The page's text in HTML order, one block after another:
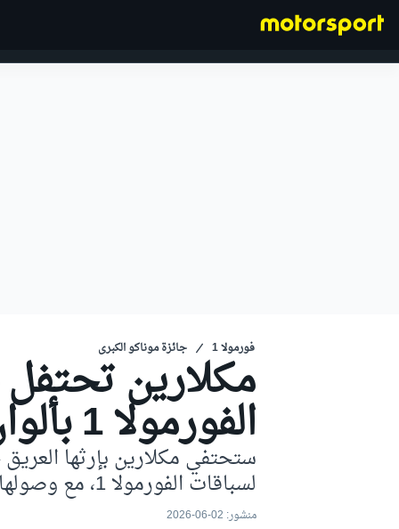
موتو جي بي
فورمولا 1 جائزة موناكو الكبرى
الفورمولا 1 بألوان خاصة في موناكو
ستحتفي مكلارين بإرثها
لسباقات الفورمولا 1، مع وصولها إلى الجائزة الكبرى رقم 1000 في البطولة.
منشور: 02-06-2026